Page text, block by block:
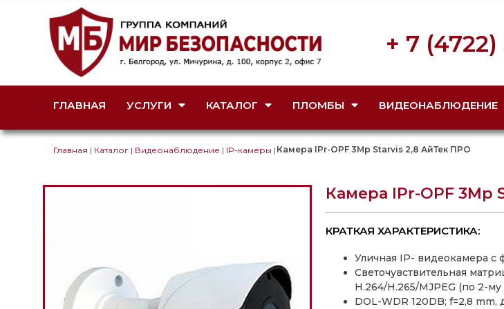
+ 7 (4722)
ГЛАВНАЯ УСЛУГИ КАТАЛОГ ПЛОМБЫ ВИДЕОНАБЛЮДЕНИЕ
Главная | Каталог | Видеонаблюдение | IP-камеры | Камера IPr-OPF 3Mp Starvis 2,8 АйТек ПРО
Камера IPr-OPF 3Mp
КРАТКАЯ ХАРАКТЕРИСТИКА:
Уличная IP- видеокамера
Светочувствительная
H.264/H.265/MJPEG (по 2-му
DOL-WDR 120DB; f=2,8